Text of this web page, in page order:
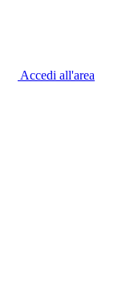
Accedi all'area